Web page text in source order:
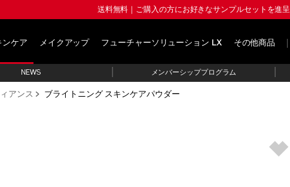
送料無料｜ご購入の方にお好きなサンプルセットを進呈
ンケア メイクアップ フューチャーソリューション LX その他商品
NEWS メンバーシッププログラム
アンス ブライトニング スキンケアパウダー